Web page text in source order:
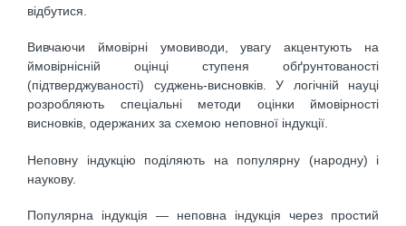
відбутися.
Вивчаючи ймовірні умовиводи, увагу акцентують на
ймовірнісній оцінці ступеня обґрунтованості
(підтверджуваності) суджень-висновків. У логічній науці
розробляють спеціальні методи оцінки ймовірності
висновків, одержаних за схемою неповної індукції.
Неповну індукцію поділяють на популярну (народну) і
наукову.
Популярна індукція — неповна індукція через простий